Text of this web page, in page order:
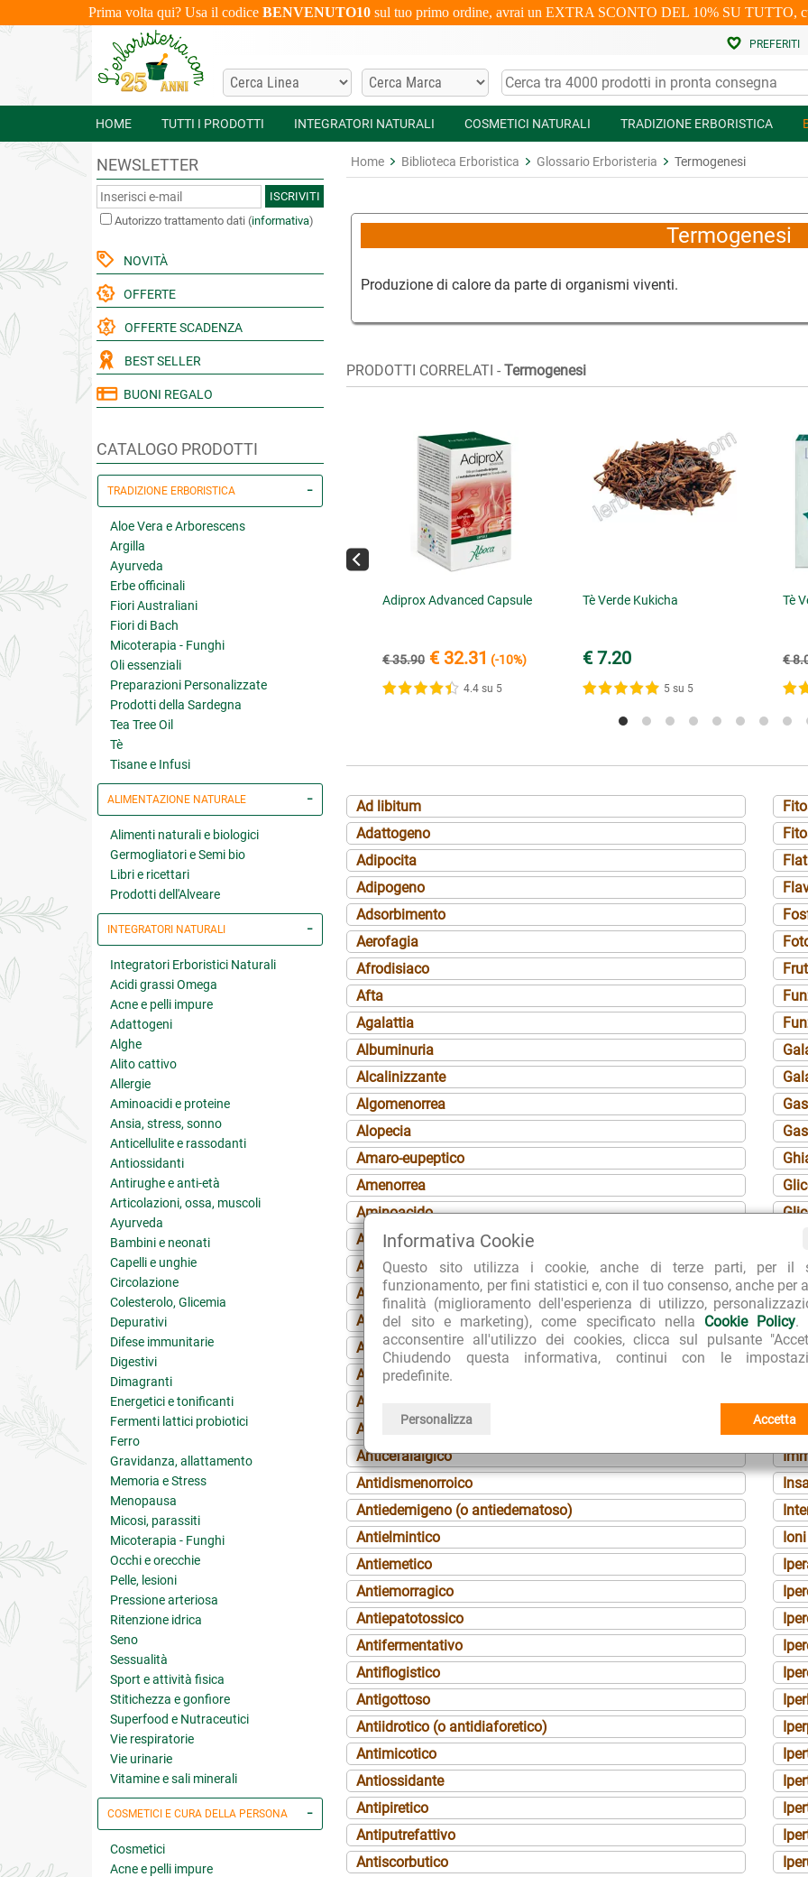
Informativa Cookie
Questo sito utilizza i cookie, anche di terze parti, per il
funzionamento, per fini statistici e, con il tuo consenso, anche per
finalità (miglioramento dell'esperienza di utilizzo,
del sito e marketing), come specificato nella Cookie Policy.
acconsentire all'utilizzo dei cookies, clicca sul pulsante
Chiudendo questa informativa, continui con le
predefinite.
Personalizza Accetta
Prima volta qui? Usa il codice BENVENUTO10sul tuo primo ordine, avrai un EXTRA SCONTO DEL 10% SU TUTTO,
PREFERITI
HOME TUTTI I PRODOTTI INTEGRATORI NATURALI COSMETICI NATURALI TRADIZIONE ERBORISTICA
NEWSLETTER
ISCRIVITI
Autorizzo trattamento dati (informativa)
NOVITÀ
OFFERTE
OFFERTE SCADENZA
BEST SELLER
BUONI REGALO
CATALOGO PRODOTTI
TRADIZIONE ERBORISTICA
Aloe Vera e Arborescens
Argilla
Ayurveda
Erbe officinali
Fiori Australiani
Fiori di Bach
Micoterapia - Funghi
Oli essenziali
Preparazioni Personalizzate
Prodotti della Sardegna
Tea Tree Oil
Tè
Tisane e Infusi
ALIMENTAZIONE NATURALE
Alimenti naturali e biologici
Germogliatori e Semi bio
Libri e ricettari
Prodotti dell'Alveare
INTEGRATORI NATURALI
Integratori Erboristici Naturali
Acidi grassi Omega
Acne e pelli impure
Adattogeni
Alghe
Alito cattivo
Allergie
Aminoacidi e proteine
Ansia, stress, sonno
Anticellulite e rassodanti
Antiossidanti
Antirughe e anti-età
Articolazioni, ossa, muscoli
Ayurveda
Bambini e neonati
Capelli e unghie
Circolazione
Colesterolo, Glicemia
Depurativi
Difese immunitarie
Digestivi
Dimagranti
Energetici e tonificanti
Fermenti lattici probiotici
Ferro
Gravidanza, allattamento
Memoria e Stress
Menopausa
Micosi, parassiti
Micoterapia - Funghi
Occhi e orecchie
Pelle, lesioni
Pressione arteriosa
Ritenzione idrica
Seno
Sessualità
Sport e attività fisica
Stitichezza e gonfiore
Superfood e Nutraceutici
Vie respiratorie
Vie urinarie
Vitamine e sali minerali
COSMETICI E CURA DELLA PERSONA
Cosmetici
Acne e pelli impure
Home Biblioteca Erboristica Glossario Erboristeria Termogenesi
Termogenesi
Produzione di calore da parte di organismi viventi.
PRODOTTI CORRELATI - Termogenesi
Adiprox Advanced Capsule
€ 35.90 € 32.31 (-10%)
4.4 su 5
Tè Verde Kukicha
€ 7.20
5 su 5
Tè
€
Bio Tè Verde Guaranà Concentrato Totale
5 su 5
Ad libitum
Adattogeno
Adipocita
Adipogeno
Adsorbimento
Aerofagia
Afrodisiaco
Afta
Agalattia
Albuminuria
Alcalinizzante
Algomenorrea
Alopecia
Amaro-eupeptico
Amenorrea
Aminoacido
Anafrodisiaco
Analgesico
Anemia
Angina péctoris
Anoressia
Ansiolitico
Antalgico
Antiaggregante piastrinico
Anticefalalgico
Antidismenorroico
Antiedemigeno (o antiedematoso)
Antielmintico
Antiemetico
Antiemorragico
Antiepatotossico
Antifermentativo
Antiflogistico
Antigottoso
Antiidrotico (o antidiaforetico)
Antimicotico
Antiossidante
Antipiretico
Antiputrefattivo
Antiscorbutico
Ioni